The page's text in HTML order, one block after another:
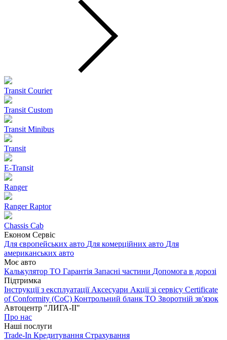
Transit Courier
Transit Custom
Transit Minibus
Transit
E-Transit
Ranger
Ranger Raptor
Chassis Cab
Економ Сервіс
Для європейських авто Для комерційних авто Для
американських авто
Моє авто
Калькулятор ТО Гарантія Запасні частини Допомога в дорозі
Підтримка
Інструкції з експлуатації Аксесуари Акції зі сервісу Certificate
of Conformity (CoC) Контрольний бланк ТО Зворотній зв'язок
Автоцентр "ЛИГА-ІІ"
Про нас
Наші послуги
Trade-In Кредитування Страхування